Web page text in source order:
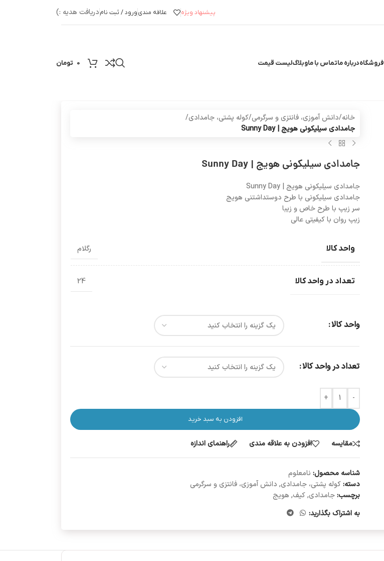
پیشنهاد ویژه علاقه مندیورود / ثبت نامدریافت هدیه :)
فروشگاهدرباره ماتماس با ماوبلاگلیست قیمت 0 تومان
خانه/دانش آموزی، فانتزی و سرگرمی/کوله پشتی، جامدادی/
جامدادی سیلیکونی هویج | Sunny Day
جامدادی سیلیکونی هویج | Sunny Day
جامدادی سیلیکونی هویج | Sunny Day
جامدادی سیلیکونی با طرح دوستداشتنی هویج
سر زیپ با طرح خاص و زیبا
زیپ روان با کیفیتی عالی
واحد کالا رگلام
تعداد در واحد کالا 24
واحد کالا
تعداد در واحد کالا
-
+
افزودن به سبد خرید
مقایسه افزودن به علاقه مندی راهنمای اندازه
شناسه محصول: نامعلوم
دسته:کوله پشتی، جامدادی, دانش آموزی، فانتزی و سرگرمی
برچسب:جامدادی,کیف, هویج
به اشتراک بگذارید: